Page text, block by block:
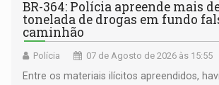
BR-364: Polícia apreende mais
tonelada de drogas em fundo
caminhão
Polícia 07 de Agosto de 2026 às 15:55
Entre os materiais ilícitos apreendidos,